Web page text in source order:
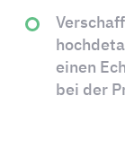
einen
bei der